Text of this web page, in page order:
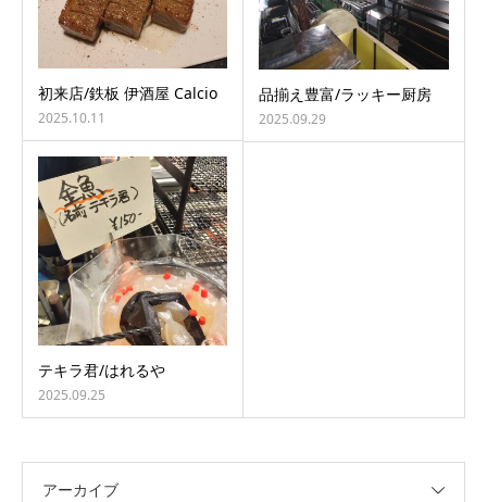
初来店/鉄板 伊酒屋 Calcio
2025.10.11
品揃え豊富/ラッキー厨房
2025.09.29
テキラ君/はれるや
2025.09.25
アーカイブ